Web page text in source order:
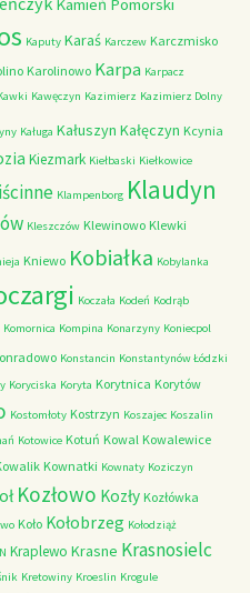
Kaputy Karaś Karczew Karczmisko
Karolinowo Karpa Karpacz
Kawęczyn Kazimierz Kazimierz Dolny
Kaługa Kałuszyn Kałęczyn Kcynia
Kiezmark Kiełbaski Kiełkowice
Klampenborg Klaudyn
Kleszczów Klewinowo Klewki
Kniewo Kobiałka Kobylanka
Koczała Kodeń Kodrąb
Komornica Kompina Konarzyny Koniecpol
Konstancin Konstantynów Łódzki
Koryciska Koryta Korytnica Korytów
Kostomłoty Kostrzyn Koszajec Koszalin
Kotowice Kotuń Kowal Kowalewice
Kownatki Kownaty Koziczyn
Kozłowo Kozły Kozłówka
Koło Kołobrzeg Kołodziąż
Kraplewo Krasne Krasnosielc
Kretowiny Kroeslin Krogule